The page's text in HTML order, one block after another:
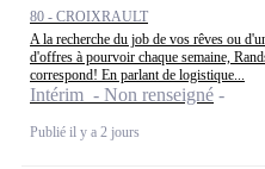
80 - CROIXRAULT
A la recherche du job de vos rêves ou
d'offres à pourvoir chaque semaine,
correspond! En parlant de logistique...
Intérim - Non renseigné
Publié il y a 2 jours